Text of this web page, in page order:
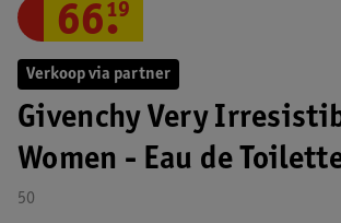
Verkoop via partner
Givenchy Very
Women - Eau de
50
66.
19